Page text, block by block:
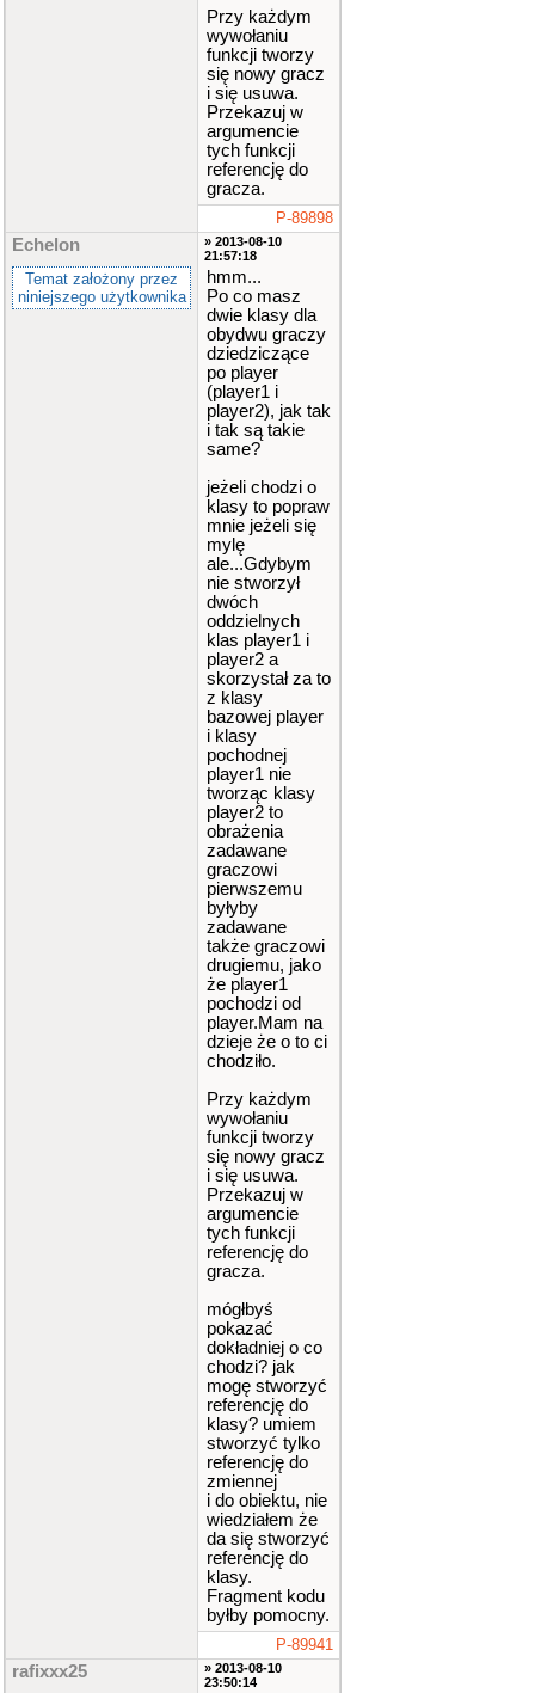
c
out<< "P
layer 1 h
ealth:" <
< Object
2. health
<< " Play
er 1 man
a:" <<Ob
ject2.man
a<<end
l;
c
in>>tur
n2;
sujesz ro
dzaj ruch
u,ktory c
hcesz wyk
onac.
t
ura2( tur
n2);
c
out<< "P
layer 2 h
ealth:"
<
<Object
1.health
<< " Play
er 2 man
a:" <<Ob
ject1.man
a<<
l;
}
retur
n 0;
}
Przy każdym
wywołaniu
funkcji tworzy
się nowy gracz
i się usuwa.
Przekazuj w
argumencie
tych funkcji
referencję do
gracza.
P-89898
Echelon
Temat założony przez
niniejszego użytkownika
» 2013-08-10
21:57:18
hmm...
Po co masz
dwie klasy dla
obydwu graczy
dziedziczące
po player
(player1 i
player2), jak tak
i tak są takie
same?
jeżeli chodzi o
klasy to popraw
mnie jeżeli się
mylę
ale...Gdybym
nie stworzył
dwóch
oddzielnych
klas player1 i
player2 a
skorzystał za to
z klasy
bazowej player
i klasy
pochodnej
player1 nie
tworząc klasy
player2 to
obrażenia
zadawane
graczowi
pierwszemu
byłyby
zadawane
także graczowi
drugiemu, jako
że player1
pochodzi od
player.Mam na
dzieje że o to ci
chodziło.
Przy każdym
wywołaniu
funkcji tworzy
się nowy gracz
i się usuwa.
Przekazuj w
argumencie
tych funkcji
referencję do
gracza.
mógłbyś
pokazać
dokładniej o co
chodzi? jak
mogę stworzyć
referencję do
klasy? umiem
stworzyć tylko
referencję do
zmiennej
i do obiektu, nie
wiedziałem że
da się stworzyć
referencję do
klasy.
Fragment kodu
byłby pomocny.
P-89941
rafixxx25
» 2013-08-10
23:50:14